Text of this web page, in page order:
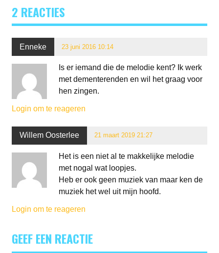
2 REACTIES
Enneke 23 juni 2016 10:14
Is er iemand die de melodie kent? Ik werk
met dementerenden en wil het graag voor
hen zingen.
Login om te reageren
Willem Oosterlee 21 maart 2019 21:27
Het is een niet al te makkelijke melodie
met nogal wat loopjes.
Heb er ook geen muziek van maar ken de
muziek het wel uit mijn hoofd.
Login om te reageren
GEEF EEN REACTIE